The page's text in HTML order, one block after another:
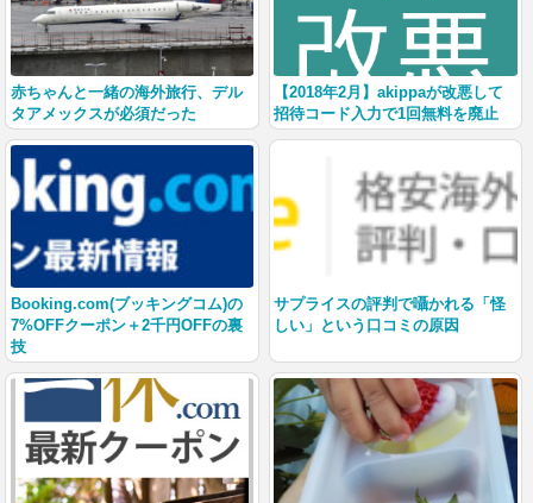
赤ちゃんと一緒の海外旅行、デル
タアメックスが必須だった
【2018年2月】akippaが改悪して
招待コード入力で1回無料を廃止
Booking.com(ブッキングコム)の
7%OFFクーポン＋2千円OFFの裏
技
サプライスの評判で囁かれる「怪
しい」という口コミの原因